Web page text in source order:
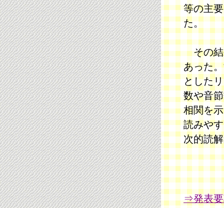
等の主
た。
その結
あった
とした
数や音
相関を
読みや
次的読
⇒発表要